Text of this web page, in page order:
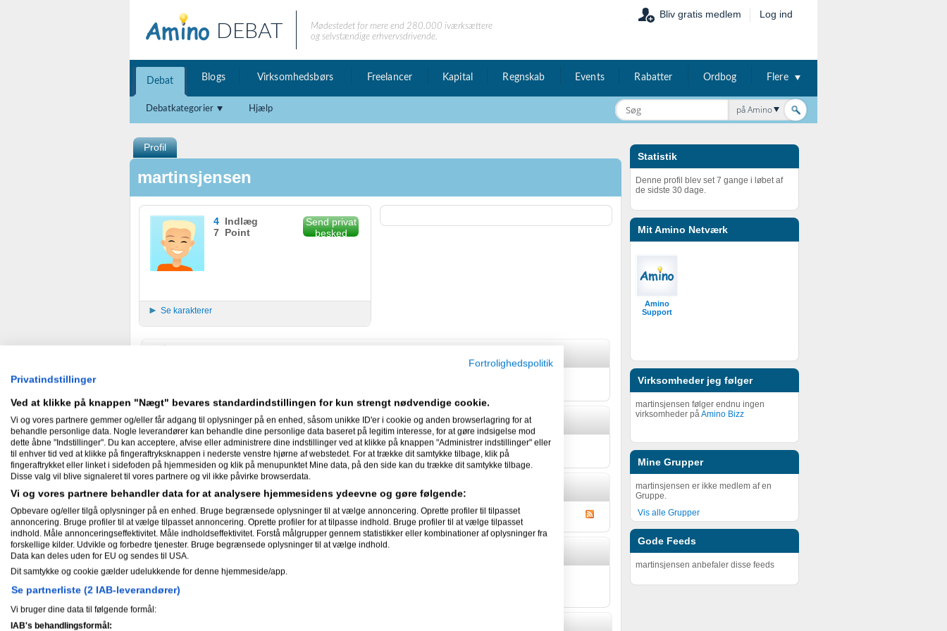
DEBAT
Mødestedet for mere end 280.000 iværksættere
og selvstændige erhvervsdrivende.
Bliv gratis medlem Log ind
Debat Blogs Virksomhedsbørs Freelancer Kapital Regnskab Events Rabatter Ordbog Flere
Debatkategorier Hjælp på Amino
Statistik
Denne profil blev set 7 gange i løbet af
de sidste 30 dage.
Mit Amino Netværk
Amino
Support
Virksomheder jeg følger
martinsjensen følger endnu ingen
virksomheder påAmino Bizz
Mine Grupper
martinsjensen er ikke medlem af en
Gruppe.
Vis alle Grupper
Gode Feeds
martinsjensen anbefaler disse feeds
Profil
martinsjensen
4 Indlæg
7 Point
Send privat
besked
Se karakterer
Skæve facts om mig
martinsjensen har ikke skrevet skæve facts om sig selv.
Nyheder
Gæstebog
Ingen har endnu skrevet i martinsjensen's Gæstebog
Fortrolighedspolitik
Privatindstillinger
Ved at klikke på knappen "Nægt" bevares standardindstillingen for kun strengt nødvendige cookie.
Vi og vores partnere gemmer og/eller får adgang til oplysninger på en enhed, såsom unikke ID'er i cookie og anden browserlagring for at
behandle personlige data. Nogle leverandører kan behandle dine personlige data baseret på legitim interesse, for at gøre indsigelse mod
dette åbne "Indstillinger". Du kan acceptere, afvise eller administrere dine indstillinger ved at klikke på knappen "Administrer indstillinger" eller
til enhver tid ved at klikke på fingeraftryksknappen i nederste venstre hjørne af webstedet. For at trække dit samtykke tilbage, klik på
fingeraftrykket eller linket i sidefoden på hjemmesiden og klik på menupunktet Mine data, på den side kan du trække dit samtykke tilbage.
Disse valg vil blive signaleret til vores partnere og vil ikke påvirke browserdata.
Vi og vores partnere behandler data for at analysere hjemmesidens ydeevne og gøre følgende:
Opbevare og/eller tilgå oplysninger på en enhed. Bruge begrænsede oplysninger til at vælge annoncering. Oprette profiler til tilpasset
annoncering. Bruge profiler til at vælge tilpasset annoncering. Oprette profiler for at tilpasse indhold. Bruge profiler til at vælge tilpasset
indhold. Måle annonceringseffektivitet. Måle indholdseffektivitet. Forstå målgrupper gennem statistikker eller kombinationer af oplysninger fra
forskellige kilder. Udvikle og forbedre tjenester. Bruge begrænsede oplysninger til at vælge indhold.
Data kan deles uden for EU og sendes til USA.
Dit samtykke og cookie gælder udelukkende for denne hjemmeside/app.
Se partnerliste (2 IAB-leverandører)
Vi bruger dine data til følgende formål:
IAB's behandlingsformål: